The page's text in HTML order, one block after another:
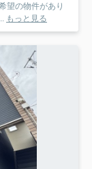
もっと見る